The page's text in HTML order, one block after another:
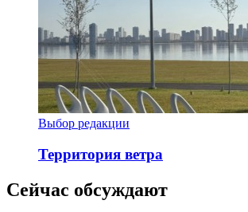
Выбор редакции
Территория ветра
Сейчас обсуждают